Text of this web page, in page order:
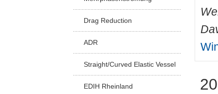
Drag Reduction
ADR
Straight/Curved Elastic Vessel
EDIH Rheinland